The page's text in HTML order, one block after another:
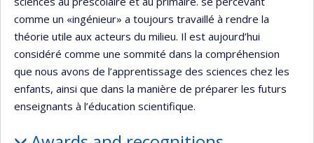
comme un «ingénieur» a toujours travaillé à rendre la
théorie utile aux acteurs du milieu. Il est aujourd’hui
considéré comme une sommité dans la compréhension
que nous avons de l’apprentissage des sciences chez les
enfants, ainsi que dans la manière de préparer les futurs
enseignants à l’éducation scientifique.